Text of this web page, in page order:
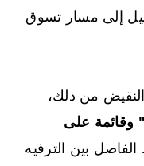
مسار تسوق
من ذلك،
على
بين الترفيه